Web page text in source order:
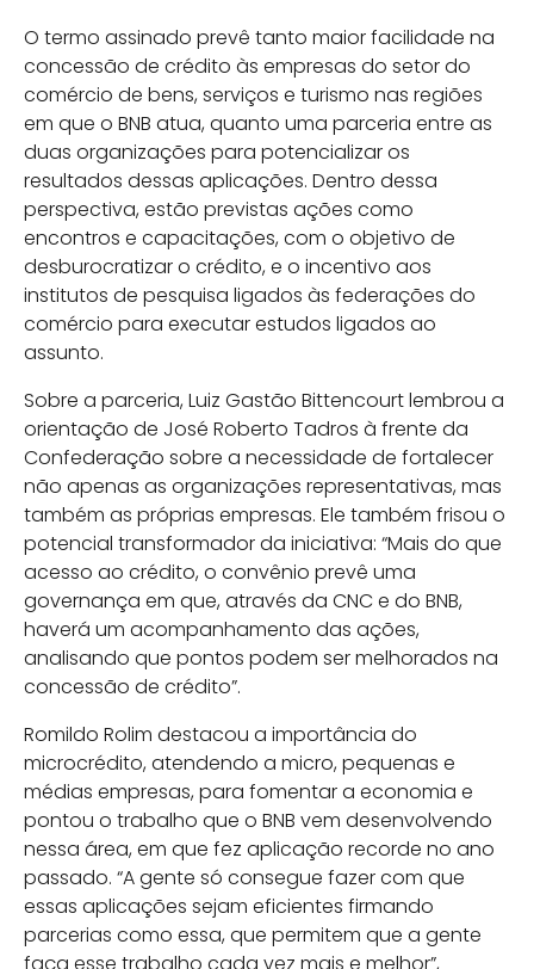
O termo assinado prevê tanto maior facilidade na
concessão de crédito às empresas do setor do
comércio de bens, serviços e turismo nas regiões
em que o BNB atua, quanto uma parceria entre as
duas organizações para potencializar os
resultados dessas aplicações. Dentro dessa
perspectiva, estão previstas ações como
encontros e capacitações, com o objetivo de
desburocratizar o crédito, e o incentivo aos
institutos de pesquisa ligados às federações do
comércio para executar estudos ligados ao
assunto.
Sobre a parceria, Luiz Gastão Bittencourt lembrou a
orientação de José Roberto Tadros à frente da
Confederação sobre a necessidade de fortalecer
não apenas as organizações representativas, mas
também as próprias empresas. Ele também frisou o
potencial transformador da iniciativa: “Mais do que
acesso ao crédito, o convênio prevê uma
governança em que, através da CNC e do BNB,
haverá um acompanhamento das ações,
analisando que pontos podem ser melhorados na
concessão de crédito”.
Romildo Rolim destacou a importância do
microcrédito, atendendo a micro, pequenas e
médias empresas, para fomentar a economia e
pontou o trabalho que o BNB vem desenvolvendo
nessa área, em que fez aplicação recorde no ano
passado. “A gente só consegue fazer com que
essas aplicações sejam eficientes firmando
parcerias como essa, que permitem que a gente